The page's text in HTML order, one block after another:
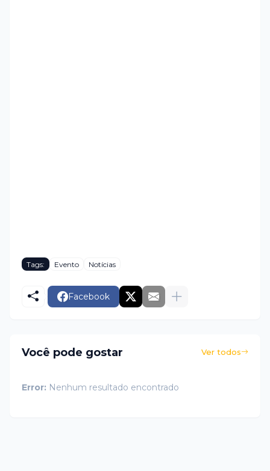
Tags: Evento Notícias
Facebook
Você pode gostar Ver todos
Error: Nenhum resultado encontrado